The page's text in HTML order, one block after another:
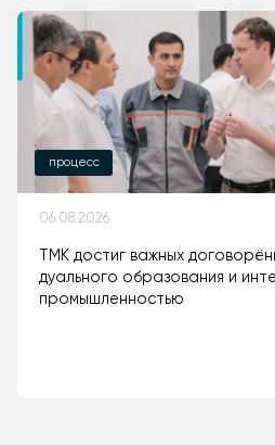
процесс
06.08.2026
ТМК достиг важных
дуального образования и
промышленностью